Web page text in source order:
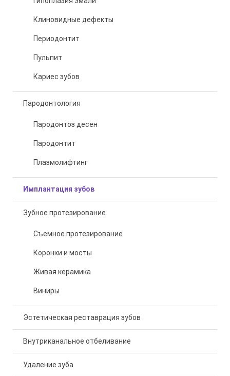
Клиновидные дефекты
Периодонтит
Пульпит
Кариес зубов
Пародонтология
Пародонтоз десен
Пародонтит
Плазмолифтинг
Имплантация зубов
Зубное протезирование
Съемное протезирование
Коронки и мосты
Живая керамика
Виниры
Эстетическая реставрация зубов
Внутриканальное отбеливание
Удаление зуба